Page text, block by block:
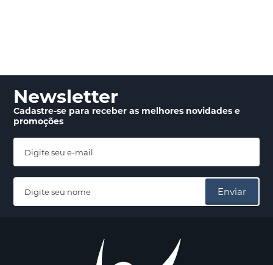
Newsletter
Cadastre-se para receberas melhores novidadese
promoções
Enviar